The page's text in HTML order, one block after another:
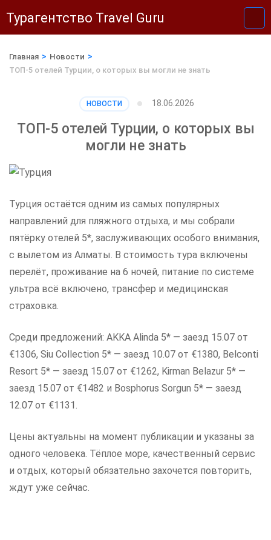
(нажмите
Enter)
Турагентство Travel Guru
Главная > Новости >
ТОП-5 отелей Турции, о которых вы могли не знать
НОВОСТИ 18.06.2026
ТОП-5 отелей Турции, о которых вы
могли не знать
Турция остаётся одним из самых популярных
направлений для пляжного отдыха, и мы собрали
пятёрку отелей 5*, заслуживающих особого внимания,
с вылетом из Алматы. В стоимость тура включены
перелёт, проживание на 6 ночей, питание по системе
ультра всё включено, трансфер и медицинская
страховка.
Среди предложений: AKKA Alinda 5* — заезд 15.07 от
€1306, Siu Collection 5* — заезд 10.07 от €1380, Belconti
Resort 5* — заезд 15.07 от €1262, Kirman Belazur 5* —
заезд 15.07 от €1482 и Bosphorus Sorgun 5* — заезд
12.07 от €1131.
Цены актуальны на момент публикации и указаны за
одного человека. Тёплое море, качественный сервис
и отдых, который обязательно захочется повторить,
ждут уже сейчас.